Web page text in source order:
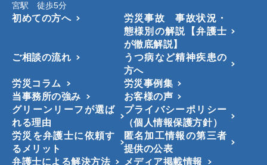
宮駅 徒歩5分
初めての方へ
労災事故 事故状況・
態様別の解説【弁護士
が徹底解説】
ご相談の流れ
うつ病など精神疾患の
方へ
労災コラム
労災事例集
当事務所の強み
お客様の声
グリーンリーフが選ば
れる理由
プライバシーポリシー
（個人情報保護方針）
労災を弁護士に依頼す
るメリット
匿名加工情報の第三者
提供の公表
弁護士による解決方法
メディア掲載情報